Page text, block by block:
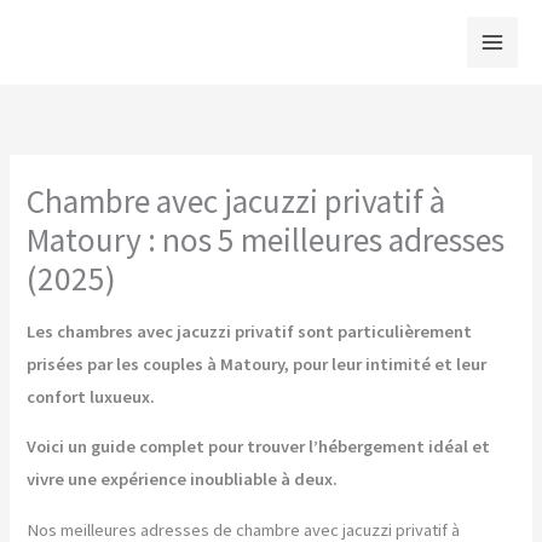
Chambre avec jacuzzi privatif à
Matoury : nos 5 meilleures adresses
(2025)
Les chambres avec jacuzzi privatif sont particulièrement
prisées par les couples à Matoury, pour leur intimité et leur
confort luxueux.
Voici un guide complet pour trouver l’hébergement idéal et
vivre une expérience inoubliable à deux.
Nos meilleures adresses de chambre avec jacuzzi privatif à